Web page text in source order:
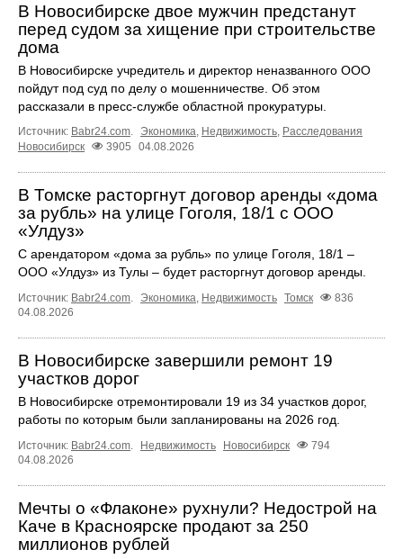
В Новосибирске двое мужчин предстанут
перед судом за хищение при строительстве
дома
В Новосибирске учредитель и директор неназванного ООО
пойдут под суд по делу о мошенничестве. Об этом
рассказали в пресс-службе областной прокуратуры.
Источник: Babr24.com Экономика Недвижимость Расследования
Новосибирск
3905 04.08.2026
В Томске расторгнут договор аренды «дома
за рубль» на улице Гоголя, 18/1 с ООО
«Улдуз»
С арендатором «дома за рубль» по улице Гоголя, 18/1 –
ООО «Улдуз» из Тулы – будет расторгнут договор аренды.
Источник: Babr24.com. Экономика, Недвижимость Томск
836
04.08.2026
В Новосибирске завершили ремонт 19
участков дорог
В Новосибирске отремонтировали 19 из 34 участков дорог,
работы по которым были запланированы на 2026 год.
Источник: Babr24.com. Недвижимость Новосибирск
794
04.08.2026
Мечты о «Флаконе» рухнули? Недострой на
Каче в Красноярске продают за 250
миллионов рублей